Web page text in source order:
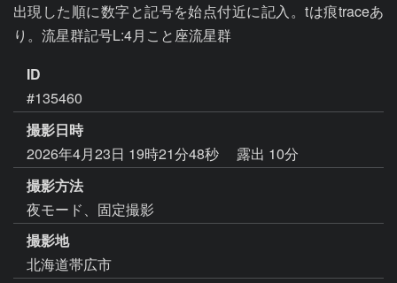
出現した順に数字と記号を始点付近に記入。tは痕traceあ
り。流星群記号L:4月こと座流星群
ID
#135460
撮影日時
2026年4月23日 19時21分48秒
露出 10分
撮影方法
夜モード、固定撮影
撮影地
北海道帯広市